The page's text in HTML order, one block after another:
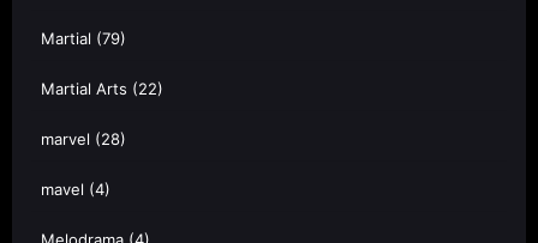
Martial (79)
Martial Arts (22)
marvel (28)
mavel (4)